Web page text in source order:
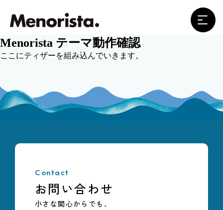
サービスについて
悩みと課題
更年期と経営
私たちについて
Menorista テーマ動作確認
ここにティザーを組み込んでいきます。
Contact
お問い合わせ
小さな関心からでも、